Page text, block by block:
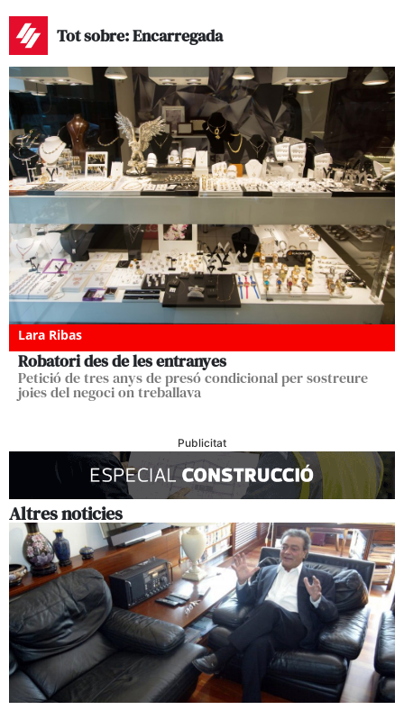
Tot sobre: Encarregada
Lara Ribas
Robatori des de les entranyes
Petició de tres anys de presó condicional per sostreure
joies del negoci on treballava
Publicitat
Altres noticies